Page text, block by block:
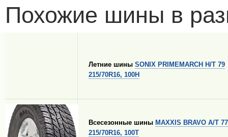
Похожие шины в
Летние шины SONIX PRIMEMARCH H/T 79
215/70R16, 100H
Всесезонные шины MAXXIS BRAVO A/T
215/70R16, 100T